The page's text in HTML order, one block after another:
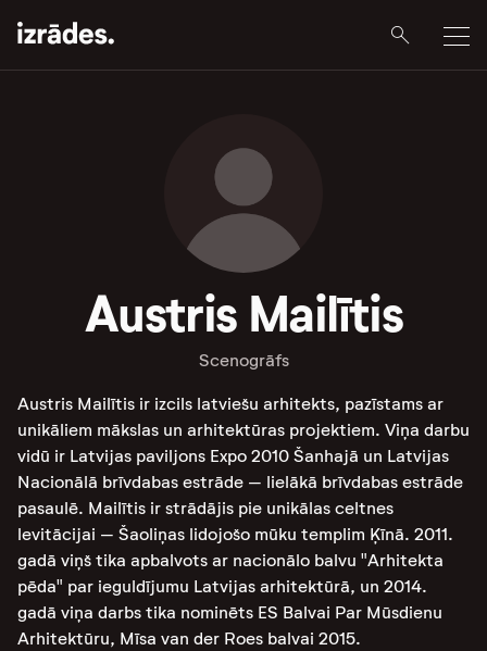
Austris Mailītis
Scenogrāfs
Austris Mailītis ir izcils latviešu arhitekts, pazīstams ar
unikāliem mākslas un arhitektūras projektiem. Viņa darbu
vidū ir Latvijas paviljons Expo 2010 Šanhajā un Latvijas
Nacionālā brīvdabas estrāde – lielākā brīvdabas estrāde
pasaulē. Mailītis ir strādājis pie unikālas celtnes
levitācijai – Šaoliņas lidojošo mūku templim Ķīnā. 2011.
gadā viņš tika apbalvots ar nacionālo balvu "Arhitekta
pēda" par ieguldījumu Latvijas arhitektūrā, un 2014.
gadā viņa darbs tika nominēts ES Balvai Par Mūsdienu
Arhitektūru, Mīsa van der Roes balvai 2015.